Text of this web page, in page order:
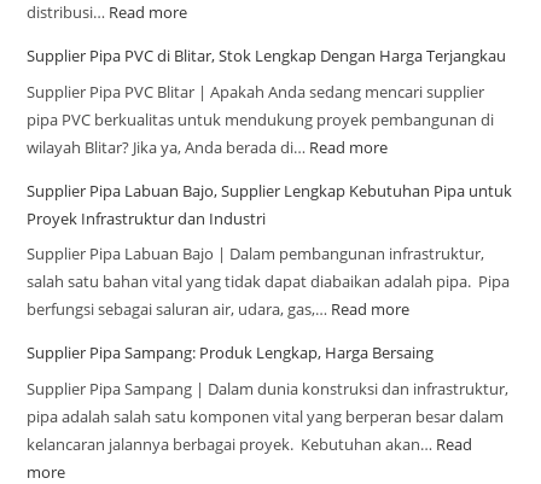
distribusi… Read more
Supplier Pipa PVC di Blitar, Stok Lengkap Dengan Harga Terjangkau
Supplier Pipa PVC Blitar | Apakah Anda sedang mencari supplier
pipa PVC berkualitas untuk mendukung proyek pembangunan di
wilayah Blitar? Jika ya, Anda berada di… Read more
Supplier Pipa Labuan Bajo, Supplier Lengkap Kebutuhan Pipa untuk
Proyek Infrastruktur dan Industri
Supplier Pipa Labuan Bajo | Dalam pembangunan infrastruktur,
salah satu bahan vital yang tidak dapat diabaikan adalah pipa. Pipa
berfungsi sebagai saluran air, udara, gas,… Read more
Supplier Pipa Sampang: Produk Lengkap, Harga Bersaing
Supplier Pipa Sampang | Dalam dunia konstruksi dan infrastruktur,
pipa adalah salah satu komponen vital yang berperan besar dalam
kelancaran jalannya berbagai proyek. Kebutuhan akan… Read
more